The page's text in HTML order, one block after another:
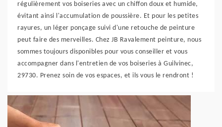
régulièrement vos boiseries avec un chiffon doux et humide,
évitant ainsi l'accumulation de poussière. Et pour les petites
rayures, un léger ponçage suivi d'une retouche de peinture
peut faire des merveilles. Chez JB Ravalement peinture, nous
sommes toujours disponibles pour vous conseiller et vous
accompagner dans l'entretien de vos boiseries à Guilvinec,
29730. Prenez soin de vos espaces, et ils vous le rendront !